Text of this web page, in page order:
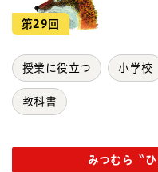
第29回
授業に役立つ 小学校
教科書
みつむら〝